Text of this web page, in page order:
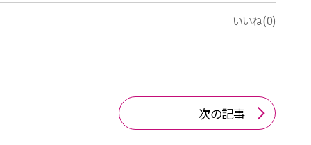
いいね(0)
次の記事